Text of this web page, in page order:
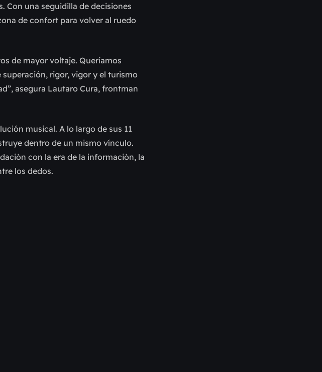
Con una seguidilla de decisiones
de confort para volver al ruedo
de mayor voltaje. Queríamos
rigor, vigor y el turismo
asegura Lautaro Cura, frontman
musical. A lo largo de sus 11
dentro de un mismo vínculo.
con la era de la información, la
los dedos.